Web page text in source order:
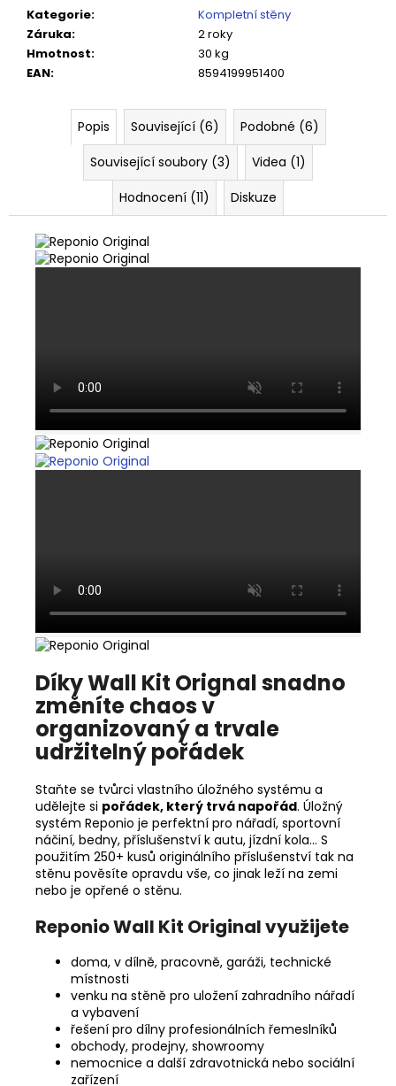
Kategorie:
Kompletní stěny
Záruka:
2 roky
Hmotnost:
30 kg
EAN: 8594199951400
Popis Související (6)
Podobné (6)
Související soubory (3)
Videa (1)
Hodnocení (11)
Diskuze
DíkyWall Kit Orignal snadno
změníte chaos v
organizovaný a trvale
udržitelný pořádek
Staňte se tvůrci vlastního úložného systému a
udělejte si pořádek, který trvá napořád. Úložný
systém Reponio je perfektní pro nářadí, sportovní
náčiní, bedny, příslušenství k autu, jízdní kola… S
použitím 250+ kusů originálního příslušenství tak na
stěnu pověsíte opravdu vše, co jinak leží na zemi
nebo je opřené o stěnu.
ReponioWall Kit Original využijete
doma, v dílně, pracovně, garáži, technické
místnosti
venku na stěně pro uložení zahradního nářadí
a vybavení
řešení pro dílny profesionálních řemeslníků
obchody, prodejny, showroomy
nemocnice a další zdravotnická nebo sociální
zařízení